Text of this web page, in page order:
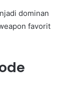
dominan
favorit